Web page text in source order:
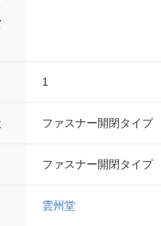
1
ファスナー開閉タイプ
ファスナー開閉タイプ
雲州堂